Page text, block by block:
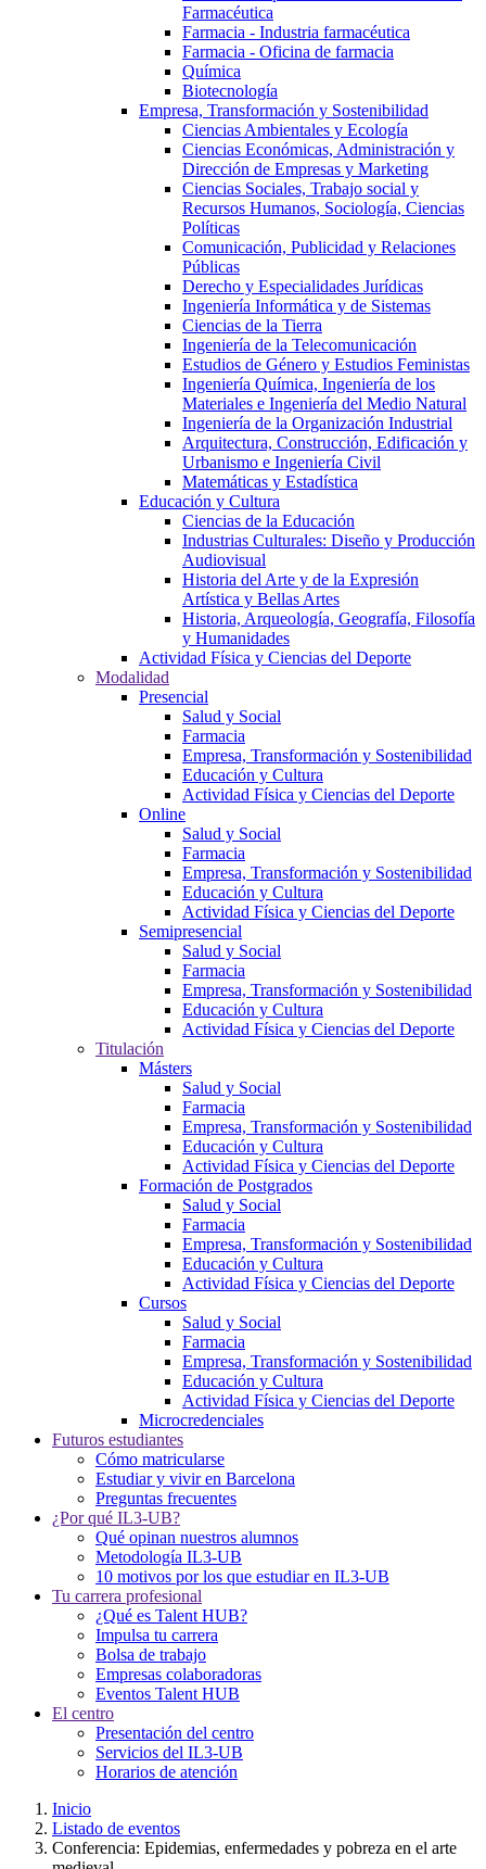
Farmacéutica
Farmacia - Industria farmacéutica
Farmacia - Oficina de farmacia
Química
Biotecnología
Empresa, Transformación y Sostenibilidad
Ciencias Ambientales y Ecología
Ciencias Económicas, Administración y
Dirección de Empresas y Marketing
Ciencias Sociales, Trabajo social y
Recursos Humanos, Sociología, Ciencias
Políticas
Comunicación, Publicidad y Relaciones
Públicas
Derecho y Especialidades Jurídicas
Ingeniería Informática y de Sistemas
Ciencias de la Tierra
Ingeniería de la Telecomunicación
Estudios de Género y Estudios Feministas
Ingeniería Química, Ingeniería de los
Materiales e Ingeniería del Medio Natural
Ingeniería de la Organización Industrial
Arquitectura, Construcción, Edificación y
Urbanismo e Ingeniería Civil
Matemáticas y Estadística
Educación y Cultura
Ciencias de la Educación
Industrias Culturales: Diseño y Producción
Audiovisual
Historia del Arte y de la Expresión
Artística y Bellas Artes
Historia, Arqueología, Geografía, Filosofía
y Humanidades
Actividad Física y Ciencias del Deporte
Modalidad
Presencial
Salud y Social
Farmacia
Empresa, Transformación y Sostenibilidad
Educación y Cultura
Actividad Física y Ciencias del Deporte
Online
Salud y Social
Farmacia
Empresa, Transformación y Sostenibilidad
Educación y Cultura
Actividad Física y Ciencias del Deporte
Semipresencial
Salud y Social
Farmacia
Empresa, Transformación y Sostenibilidad
Educación y Cultura
Actividad Física y Ciencias del Deporte
Titulación
Másters
Salud y Social
Farmacia
Empresa, Transformación y Sostenibilidad
Educación y Cultura
Actividad Física y Ciencias del Deporte
Formación de Postgrados
Salud y Social
Farmacia
Empresa, Transformación y Sostenibilidad
Educación y Cultura
Actividad Física y Ciencias del Deporte
Cursos
Salud y Social
Farmacia
Empresa, Transformación y Sostenibilidad
Educación y Cultura
Actividad Física y Ciencias del Deporte
Microcredenciales
Futuros estudiantes
Cómo matricularse
Estudiar y vivir en Barcelona
Preguntas frecuentes
¿Por qué IL3-UB?
Qué opinan nuestros alumnos
Metodología IL3-UB
10 motivos por los que estudiar en IL3-UB
Tu carrera profesional
¿Qué es Talent HUB?
Impulsa tu carrera
Bolsa de trabajo
Empresas colaboradoras
Eventos Talent HUB
El centro
Presentación del centro
Servicios del IL3-UB
Horarios de atención
Inicio
Listado de eventos
Conferencia: Epidemias, enfermedades y pobreza en el arte